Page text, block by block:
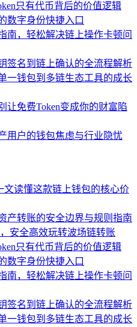
只有代币背后的价值逻辑
数字身份快捷入口
南，轻松解决链上操作卡顿问
签名到链上确认的全流程解析
一钱包到多链生态工具的成长
让免费Token变成你的财富陷
用户的钱包焦虑与行业隐忧
文读懂这款链上钱包的核心价
产转账的安全边界与规则指南
安全高效玩转波场链转账
只有代币背后的价值逻辑
数字身份快捷入口
南，轻松解决链上操作卡顿问
签名到链上确认的全流程解析
一钱包到多链生态工具的成长